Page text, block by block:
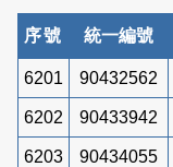
序號 統一編號
6201 90432562
6202 90433942
6203 90434055